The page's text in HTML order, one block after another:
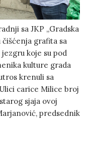
sa JKP „Gradska
čišćenja grafita sa
koje su pod
kulture grada
krenuli sa
carice Milice broj
sjaja ovoj
predsednik